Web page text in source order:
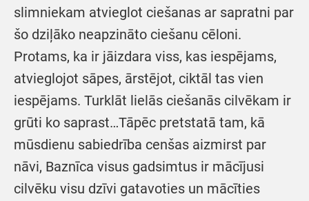
slimniekam atvieglot ciešanas ar sapratni par
šo dziļāko neapzināto ciešanu cēloni.
Protams, ka ir jāizdara viss, kas iespējams,
atvieglojot sāpes, ārstējot, ciktāl tas vien
iespējams. Turklāt lielās ciešanās cilvēkam ir
grūti ko saprast…Tāpēc pretstatā tam, kā
mūsdienu sabiedrība cenšas aizmirst par
nāvi, Baznīca visus gadsimtus ir mācījusi
cilvēku visu dzīvi gatavoties un mācīties